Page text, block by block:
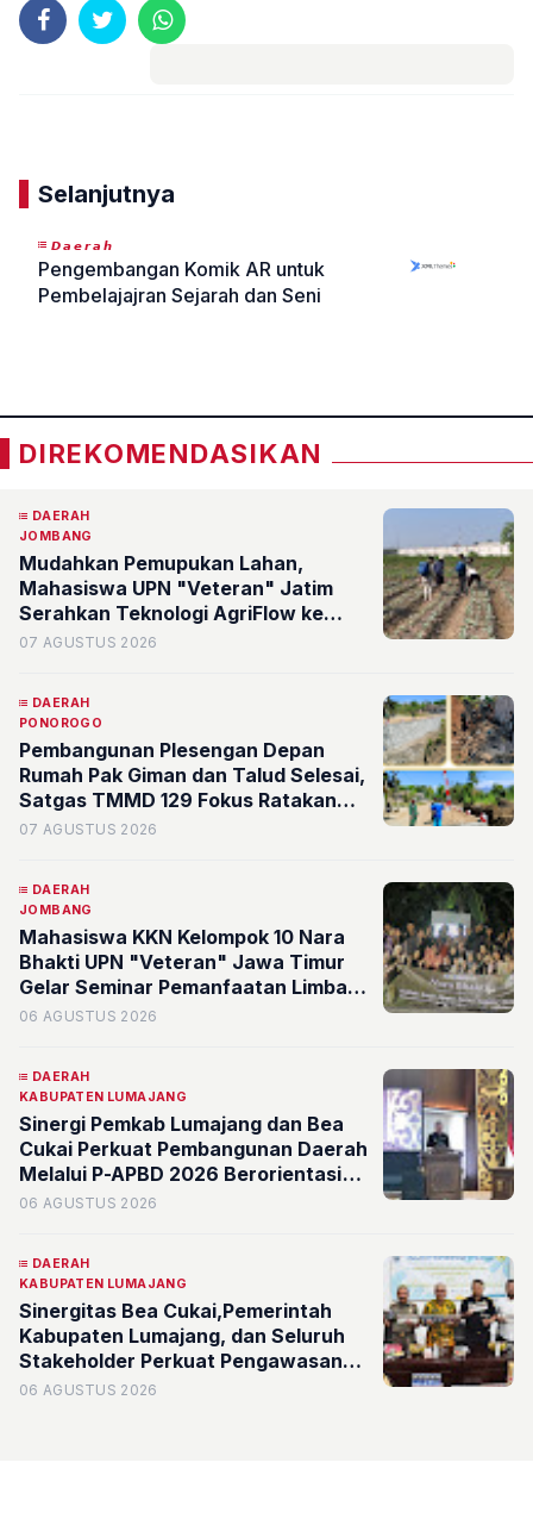
Selanjutnya
𝘿𝙖𝙚𝙧𝙖𝙝
Pengembangan Komik AR untuk
Pembelajajran Sejarah dan Seni
DIREKOMENDASIKAN
DAERAH
JOMBANG
Mudahkan Pemupukan Lahan,
Mahasiswa UPN "Veteran" Jatim
Serahkan Teknologi AgriFlow ke
Petani Desa Ngoro, Jombang
07 AGUSTUS 2026
DAERAH
PONOROGO
Pembangunan Plesengan Depan
Rumah Pak Giman dan Talud Selesai,
Satgas TMMD 129 Fokus Ratakan
Tanah Dasar Sungai
07 AGUSTUS 2026
DAERAH
JOMBANG
Mahasiswa KKN Kelompok 10 Nara
Bhakti UPN "Veteran" Jawa Timur
Gelar Seminar Pemanfaatan Limbah
Bernilai Ekonomi di Desa Mojoduwur
06 AGUSTUS 2026
DAERAH
KABUPATEN LUMAJANG
Sinergi Pemkab Lumajang dan Bea
Cukai Perkuat Pembangunan Daerah
Melalui P-APBD 2026 Berorientasi
pada Kesejahteraan Masyarakat
06 AGUSTUS 2026
DAERAH
KABUPATEN LUMAJANG
Sinergitas Bea Cukai,Pemerintah
Kabupaten Lumajang, dan Seluruh
Stakeholder Perkuat Pengawasan
Barang Kena Cukai Ilegal Melalui
06 AGUSTUS 2026